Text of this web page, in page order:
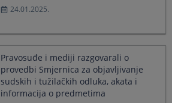
24.01.2025.
Pravosuđe i mediji razgovarali o
provedbi Smjernica za objavljivanje
sudskih i tužilačkih odluka, akata i
informacija o predmetima